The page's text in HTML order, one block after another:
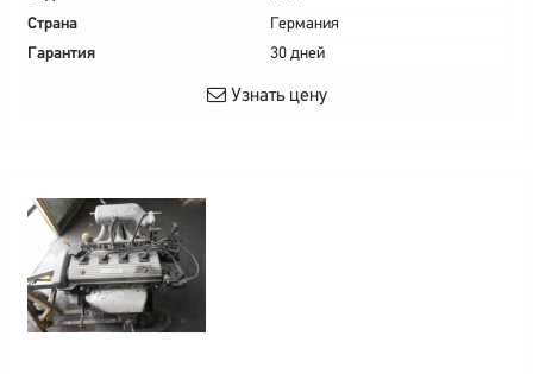
Страна
Германия
Гарантия
30 дней
Узнать цену